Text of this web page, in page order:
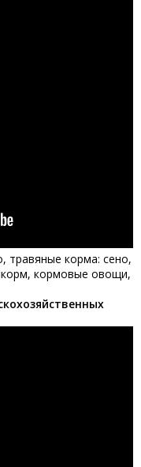
травяные корма: сено,
кормовые овощи,